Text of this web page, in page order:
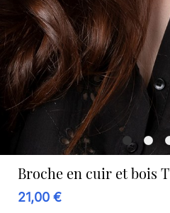
Broche en cuir et bois
21,00 €